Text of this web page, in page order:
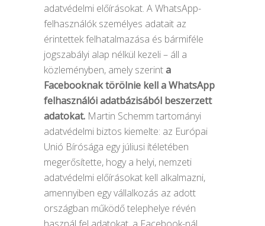
adatvédelmi előírásokat. A WhatsApp-
felhasználók személyes adatait az
érintettek felhatalmazása és bármiféle
jogszabályi alap nélkül kezeli – áll a
közleményben, amely szerinta
Facebooknak törölnie kell a WhatsApp
felhasználói adatbázisából beszerzett
adatokat. Martin Schemm tartományi
adatvédelmi biztos kiemelte: az Európai
Unió Bírósága egy júliusi ítéletében
megerősítette, hogy a helyi, nemzeti
adatvédelmi előírásokat kell alkalmazni,
amennyiben egy vállalkozás az adott
országban működő telephelye révén